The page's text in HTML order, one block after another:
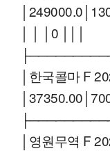
│ │ │0 │││
│한국콜마 F
│영원무역 F